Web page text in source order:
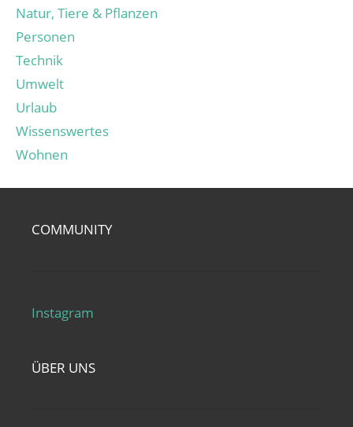
Natur, Tiere & Pflanzen
Personen
Technik
Umwelt
Urlaub
Wissenswertes
Wohnen
COMMUNITY
Instagram
ÜBER UNS